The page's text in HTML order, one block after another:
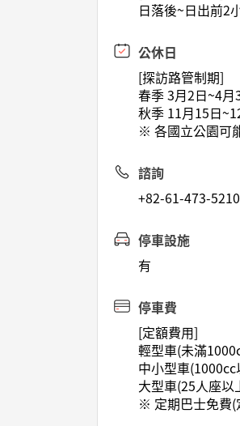
日落後~日出前2
公休日
[探訪路管制期]
春季 3月2日~4月
秋季 11月15日
※ 各國立公園可
諮詢
+82-61-473-5210
停車設施
有
停車費
[定額費用]
輕型車(未滿
中小型車
大型車(25人座
※ 定期巴士免費(